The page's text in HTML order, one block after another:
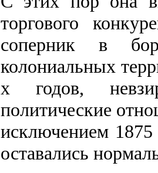
торгового
соперник в
колониальных
х годов,
политические
исключением 1875
оставались